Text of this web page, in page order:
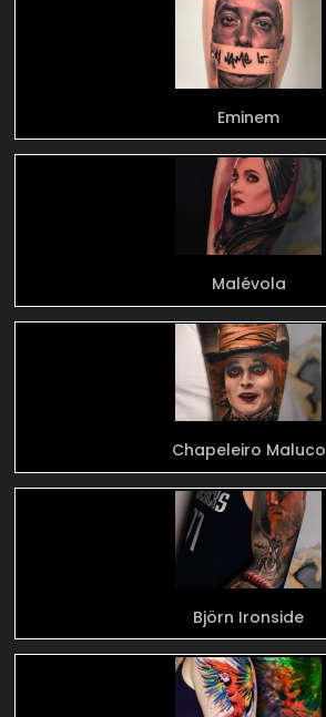
Eminem
Malévola
Chapeleiro Maluco
Björn Ironside